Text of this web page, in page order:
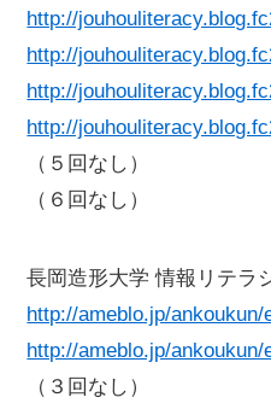
http://
http://
http://
http://
（５回なし）
（６回なし）
長岡造形大学 情報リテラ
http://ameblo.jp/
http://ameblo.jp/
（３回なし）